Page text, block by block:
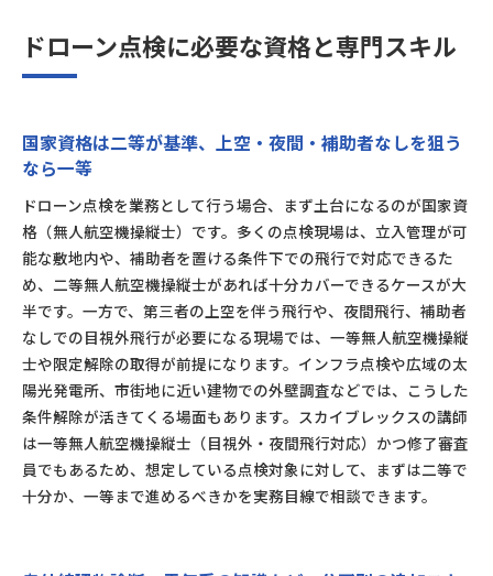
ドローン点検に必要な資格と専門スキル
国家資格は二等が基準、上空・夜間・補助者なしを狙う
なら一等
ドローン点検を業務として行う場合、まず土台になるのが国家資
格（無人航空機操縦士）です。多くの点検現場は、立入管理が可
能な敷地内や、補助者を置ける条件下での飛行で対応できるた
め、二等無人航空機操縦士があれば十分カバーできるケースが大
半です。一方で、第三者の上空を伴う飛行や、夜間飛行、補助者
なしでの目視外飛行が必要になる現場では、一等無人航空機操縦
士や限定解除の取得が前提になります。インフラ点検や広域の太
陽光発電所、市街地に近い建物での外壁調査などでは、こうした
条件解除が活きてくる場面もあります。スカイブレックスの講師
は一等無人航空機操縦士（目視外・夜間飛行対応）かつ修了審査
員でもあるため、想定している点検対象に対して、まずは二等で
十分か、一等まで進めるべきかを実務目線で相談できます。